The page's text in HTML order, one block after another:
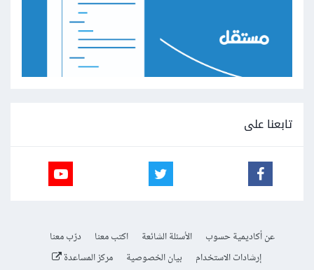
تابعنا على
عن أكاديمية حسوب الأسئلة الشائعة اكتب معنا
درّب معنا
إرشادات الاستخدام
بيان الخصوصية مركز المساعدة